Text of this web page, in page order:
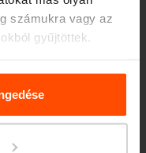
számukra vagy az
gyűjtöttek.
el aPrinciples
Data